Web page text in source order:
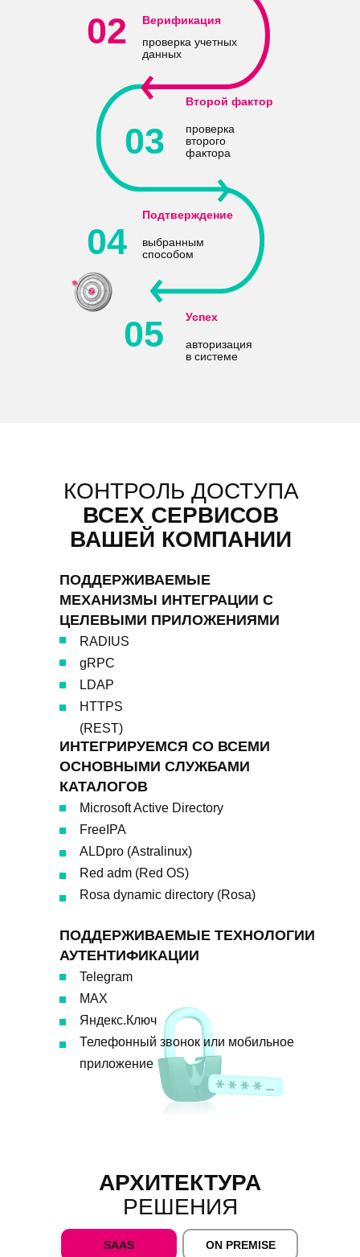
проверка учетных
данных
Верификация
проверка
второго
фактора
Второй фактор
выбранным
способом
Подтверждение
авторизация
в системе
Успех
02
03
04
05
КОНТРОЛЬ ДОСТУПА
ВСЕХ СЕРВИСОВ
ВАШЕЙ КОМПАНИИ
ПОДДЕРЖИВАЕМЫЕ
МЕХАНИЗМЫ ИНТЕГРАЦИИ С
ЦЕЛЕВЫМИ ПРИЛОЖЕНИЯМИ
RADIUS
gRPC
LDAP
HTTPS
(REST)
ПОДДЕРЖИВАЕМЫЕ ТЕХНОЛОГИИ
АУТЕНТИФИКАЦИИ
Telegram
MAX
Яндекс.Ключ
Телефонный звонок или мобильное
приложение
ИНТЕГРИРУЕМСЯ СО ВСЕМИ
ОСНОВНЫМИ СЛУЖБАМИ
КАТАЛОГОВ
Microsoft Active Directory
FreeIPA
ALDpro (Astralinux)
Red adm (Red OS)
Rosa dynamic directory (Rosa)
АРХИТЕКТУРА
РЕШЕНИЯ
ON PREMISE
SAAS